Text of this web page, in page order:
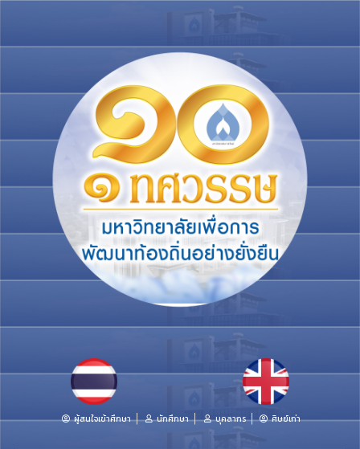
ผู้สนใจเข้าศึกษา นักศึกษา บุคลากร ศิษย์เก่า